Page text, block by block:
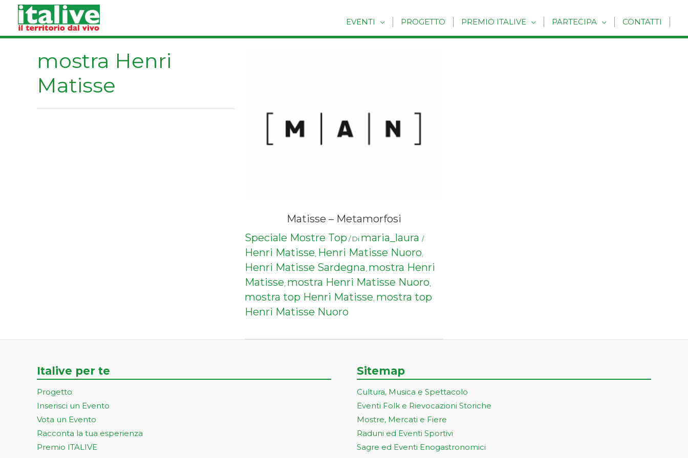
contenuto
EVENTI PROGETTO PREMIO ITALIVE PARTECIPA CONTATTI
mostra Henri
Matisse
Matisse – Metamorfosi
Speciale Mostre Top / Di maria_laura /
Henri Matisse, Henri Matisse Nuoro,
Henri Matisse Sardegna, mostra Henri
Matisse, mostra Henri Matisse Nuoro,
mostra top Henri Matisse, mostra top
Henri Matisse Nuoro
Italive per te
Progetto
Inserisci un Evento
Vota un Evento
Racconta la tua esperienza
Premio ITALIVE
Sitemap
Cultura, Musica e Spettacolo
Eventi Folk e Rievocazioni Storiche
Mostre, Mercati e Fiere
Raduni ed Eventi Sportivi
Sagre ed Eventi Enogastronomici